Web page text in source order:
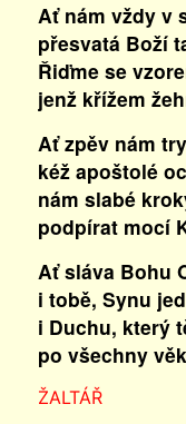
Ať nám vždy v
přesvatá Boží
Řiďme se
jenž křížem
Ať zpěv nám
kéž apoštolé
nám slabé
podpírat mocí
Ať sláva Bohu
i tobě, Synu
i Duchu, který
po všechny
ŽALTÁŘ